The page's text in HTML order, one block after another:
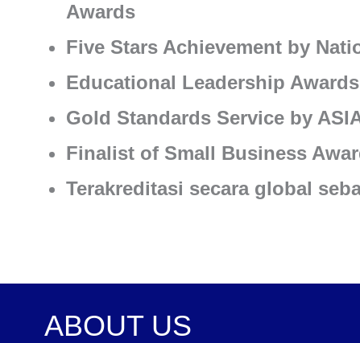
Awards
Five Stars Achievement by
Educational Leadership
Gold Standards Service by
Finalist of Small Business
Terakreditasi secara global
ABOUT US